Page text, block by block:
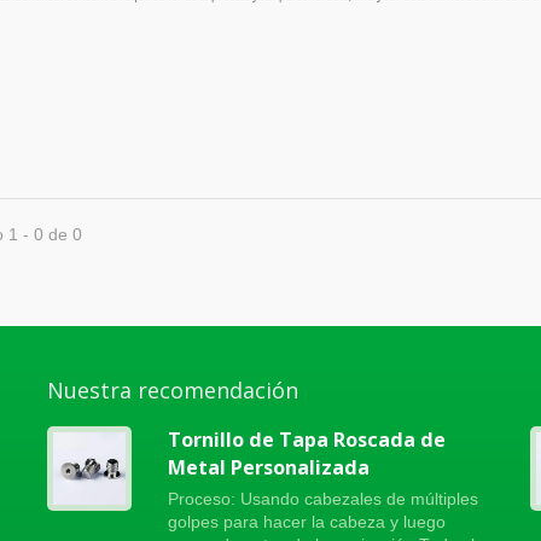
1 - 0 de 0
Nuestra recomendación
Tornillo de Tapa Roscada de
Metal Personalizada
Proceso: Usando cabezales de múltiples
golpes para hacer la cabeza y luego